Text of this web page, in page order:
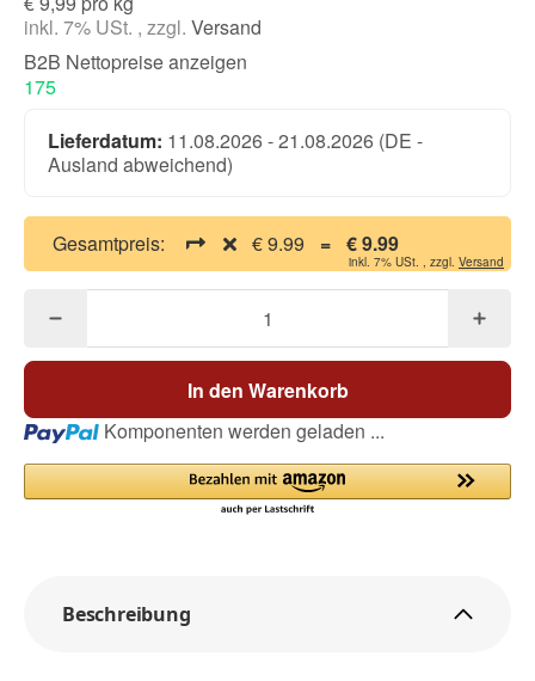
inkl. 7% USt. , zzgl. Versand
B2B Nettopreise anzeigen
175
Lieferdatum: 11.08.2026 - 21.08.2026 (DE -
Ausland abweichend)
Gesamtpreis: € 9.99 = € 9.99
inkl. 7% USt. , zzgl. Versand
In den Warenkorb
Loading...Komponenten werden geladen ...
Beschreibung